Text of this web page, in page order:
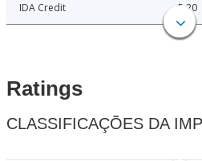
IDA Credit 5.20
Ratings
CLASSIFICAÇÕES DA